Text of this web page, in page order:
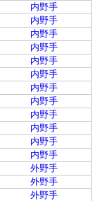
内野手
内野手
内野手
内野手
内野手
内野手
内野手
内野手
内野手
内野手
内野手
内野手
外野手
外野手
外野手